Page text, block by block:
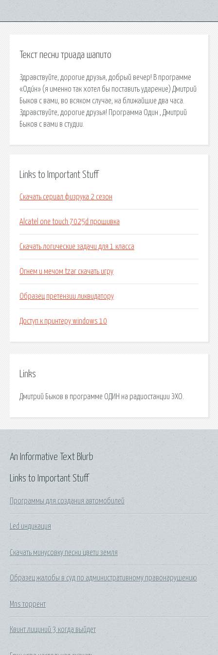
Текст песни триада шапито
Здравствуйте, дорогие друзья, добрый вечер! В программе
«Оди́н» (я именно так хотел бы поставить ударение) Дмитрий
Быков с вами, во всяком случае, на ближайшие два часа.
Здравствуйте, дорогие друзья! Программа Один , Дмитрий
Быков с вами в студии.
Links to Important Stuff
Скачать сериал физрука 2 сезон
Alcatel one touch 7025d прошивка
Скачать логические задачи для 1 класса
Огнем и мечом tzar скачать игру
Образец претензии ликвидатору
Доступ к принтеру windows 10
Links
Дмитрий Быков в программе ОДИН на радиостанции ЭХО.
Links to Important Stuff
Программы для создания автомобилей
Led индикация
Скачать минусовку песни цвети земля
Образец жалобы в суд по административному правонарушению
Mns торрент
Квинт лициний 3 когда выйдет
An Informative Text Blurb